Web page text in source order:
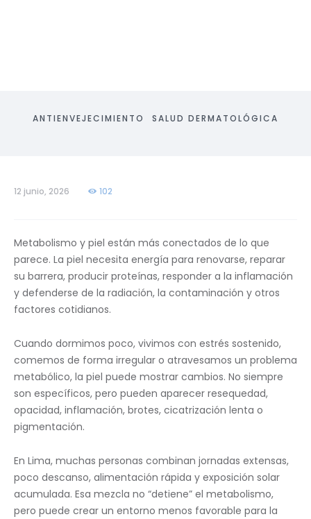
ANTIENVEJECIMIENTO SALUD DERMATOLÓGICA
12 junio, 2026 102
Metabolismo y piel están más conectados de lo que
parece. La piel necesita energía para renovarse, reparar
su barrera, producir proteínas, responder a la inflamación
y defenderse de la radiación, la contaminación y otros
factores cotidianos.
Cuando dormimos poco, vivimos con estrés sostenido,
comemos de forma irregular o atravesamos un problema
metabólico, la piel puede mostrar cambios. No siempre
son específicos, pero pueden aparecer resequedad,
opacidad, inflamación, brotes, cicatrización lenta o
pigmentación.
En Lima, muchas personas combinan jornadas extensas,
poco descanso, alimentación rápida y exposición solar
acumulada. Esa mezcla no “detiene” el metabolismo,
pero puede crear un entorno menos favorable para la